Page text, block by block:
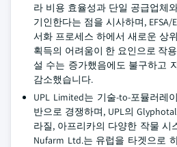
라 비용 효율성과 단일 공급업체
기인한다는 점을 시사하며, EFSA/
서화 프로세스 하에서 새로운 상
획득의 어려움이 한 요인으로 작
설 수는 증가했음에도 불구하고
감소했습니다.
UPL Limited는 기술-to-포뮬러레
반으로 경쟁하며, UPL의
라질, 아프리카의 다양한 작물 시
Nufarm Ltd.는 유럽을 타겟으로